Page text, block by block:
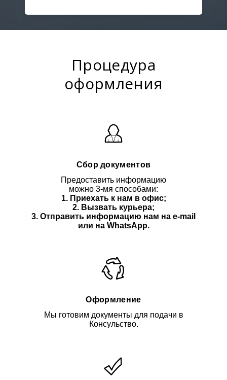
Процедура
оформления
Сбор документов
Предоставить информацию
можно 3-мя способами:
1. Приехать к нам в офис;
2. Вызвать курьера;
3. Отправить информацию нам на e-mail
или на WhatsApp.
Оформление
Мы готовим документы для подачи в
Консульство.